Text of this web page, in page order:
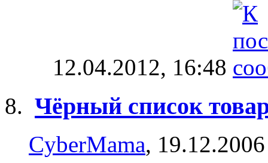
12.04.2012, 16:48
Чёрный список
CyberMama,